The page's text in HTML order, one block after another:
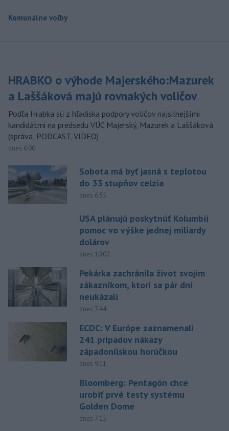
Komunálne voľby
HRABKO o výhode Majerského:Mazurek
a Laššáková majú rovnakých voličov
Podľa Hrabka sú z hľadiska podpory voličov najsilnejšími
kandidátmi na predsedu VÚC Majerský, Mazurek a Laššáková
(správa, PODCAST, VIDEO)
dnes 6:00
Sobota má byť jasná s teplotou
do 33 stupňov celzia
dnes 6:55
USA plánujú poskytnúť Kolumbii
pomoc vo výške jednej miliardy
dolárov
dnes 10:02
Pekárka zachránila život svojim
zákazníkom, ktorí sa pár dní
neukázali
dnes 7:44
ECDC: V Európe zaznamenali
241 prípadov nákazy
západonílskou horúčkou
dnes 9:11
Bloomberg: Pentagón chce
urobiť prvé testy systému
Golden Dome
dnes 7:15